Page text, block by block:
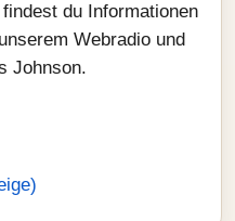
du Informationen
Webradio und
Johnson.